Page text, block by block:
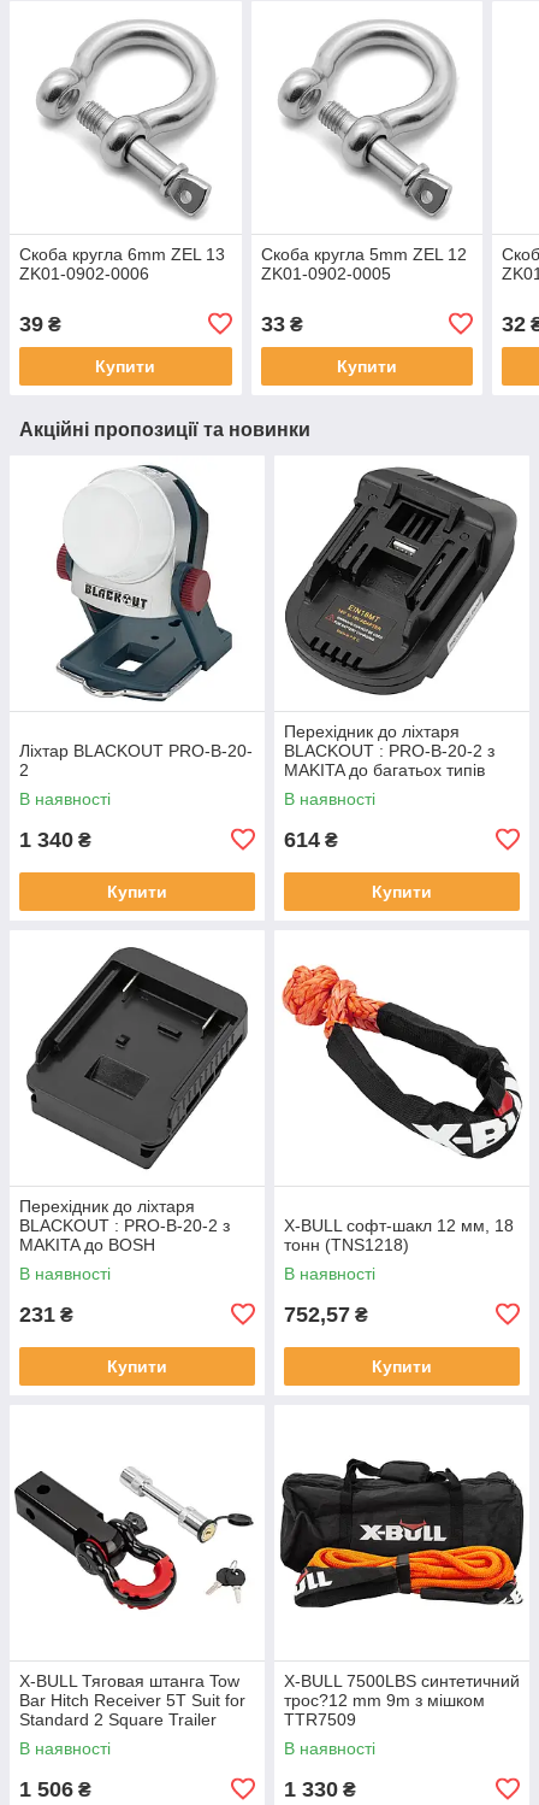
Скоба кругла 6mm ZEL 13
ZK01-0902-0006
39 ₴
Купити
Скоба кругла 5mm ZEL 12
ZK01-0902-0005
33₴
Купити
32
Акційні пропозиції та новинки
Лiхтар BLACKOUT PRO-B-20-
2
В наявності
1 340 ₴
Купити
Перехідник до лiхтаря
BLACKOUT : PRO-B-20-2 з
MAKITA до багатьох типiв
iнструменту
В наявності
614 ₴
Купити
Перехідник до лiхтаря
BLACKOUT : PRO-B-20-2 з
MAKITA до BOSH
В наявності
231 ₴
Купити
X-BULL софт-шакл 12 мм, 18
тонн (TNS1218)
В наявності
752,57 ₴
Купити
X-BULL Тяговая штанга Tow
Bar Hitch Receiver 5T Suit for
Standard 2 Square Trailer
Connector THR5000
В наявності
1 506 ₴
X-BULL 7500LBS синтетичний
трос?12 mm 9m з мішком
TTR7509
В наявності
1 330 ₴